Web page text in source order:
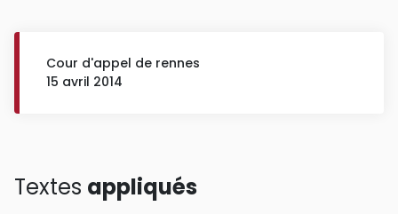
Cour d'appel de rennes
15 avril 2014
Textes appliqués